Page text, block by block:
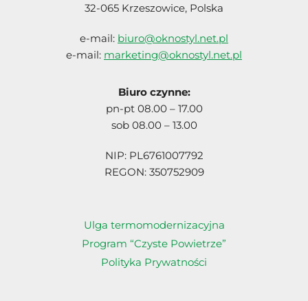
32-065 Krzeszowice, Polska
e-mail: biuro@oknostyl.net.pl
e-mail: marketing@oknostyl.net.pl
Biuro czynne:
pn-pt 08.00 – 17.00
sob 08.00 – 13.00
NIP: PL6761007792
REGON: 350752909
Ulga termomodernizacyjna
Program “Czyste Powietrze”
Polityka Prywatności